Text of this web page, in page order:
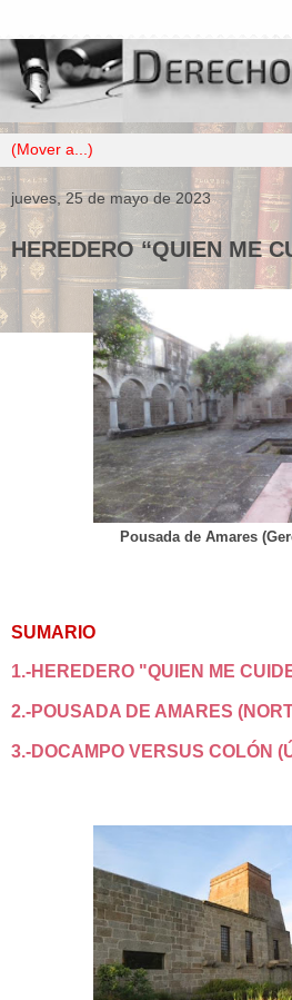
jueves, 25 de mayo de 2023
HEREDERO “QUIEN ME
Pousada de Amares
SUMARIO
1.-HEREDERO "QUIEN ME
2.-POUSADA DE AMARES
3.-DOCAMPO VERSUS COLÓN